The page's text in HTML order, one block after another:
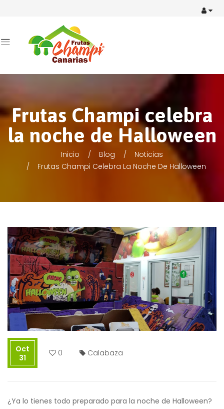
Frutas Champi celebra
la noche de Halloween
Inicio Blog
Noticias
Frutas Champi Celebra La Noche De Halloween
Oct
31
0 Calabaza
¿Ya lo tienes todo preparado para la noche de Halloween?